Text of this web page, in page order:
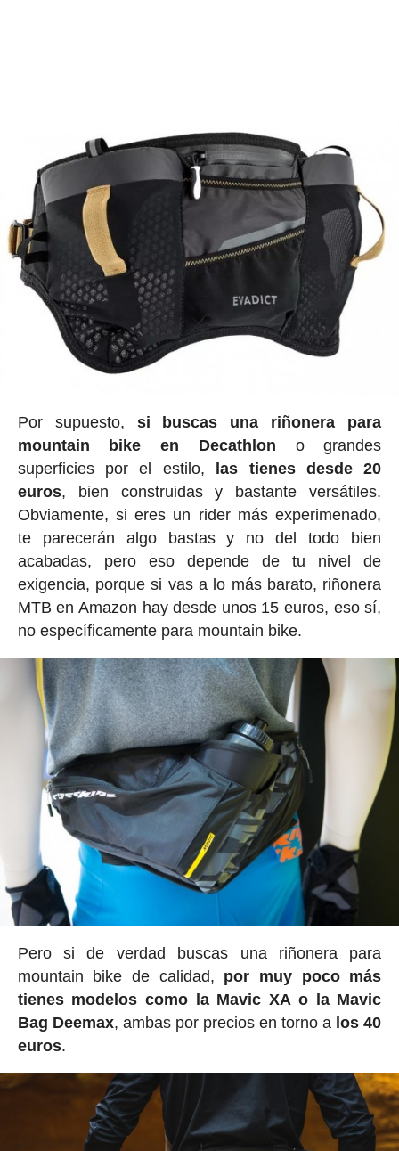
Por supuesto, si buscas una riñonera para
mountain bike en Decathlon o grandes
superficies por el estilo, las tienes desde 20
euros, bien construidas y bastante versátiles.
Obviamente, si eres un rider más experimenado,
te parecerán algo bastas y no del todo bien
acabadas, pero eso depende de tu nivel de
exigencia, porque si vas a lo más barato, riñonera
MTB en Amazon hay desde unos 15 euros, eso sí,
no específicamente para mountain bike.
Pero si de verdad buscas una riñonera para
mountain bike de calidad, por muy poco más
tienes modelos como la Mavic XA o la Mavic
Bag Deemax, ambas por precios en torno a los 40
euros.